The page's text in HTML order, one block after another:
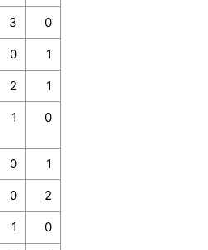
3 0
0 1
2 1
1 0
0 1
0 2
1 0